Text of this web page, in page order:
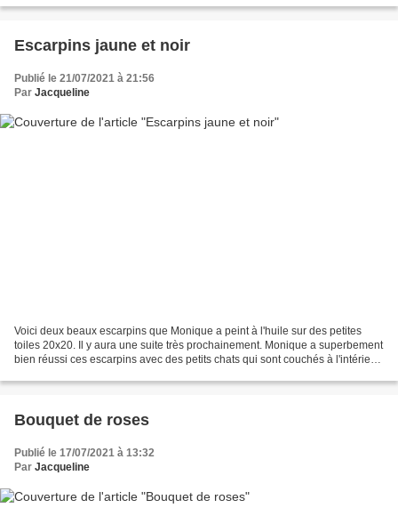
Escarpins jaune et noir
Publié le 21/07/2021 à 21:56
Par Jacqueline
Voici deux beaux escarpins que Monique a peint à l'huile sur des petites
toiles 20x20. Il y aura une suite très prochainement. Monique a superbement
bien réussi ces escarpins avec des petits chats qui sont couchés à l'intérieur.
Bouquet de roses
Publié le 17/07/2021 à 13:32
Par Jacqueline